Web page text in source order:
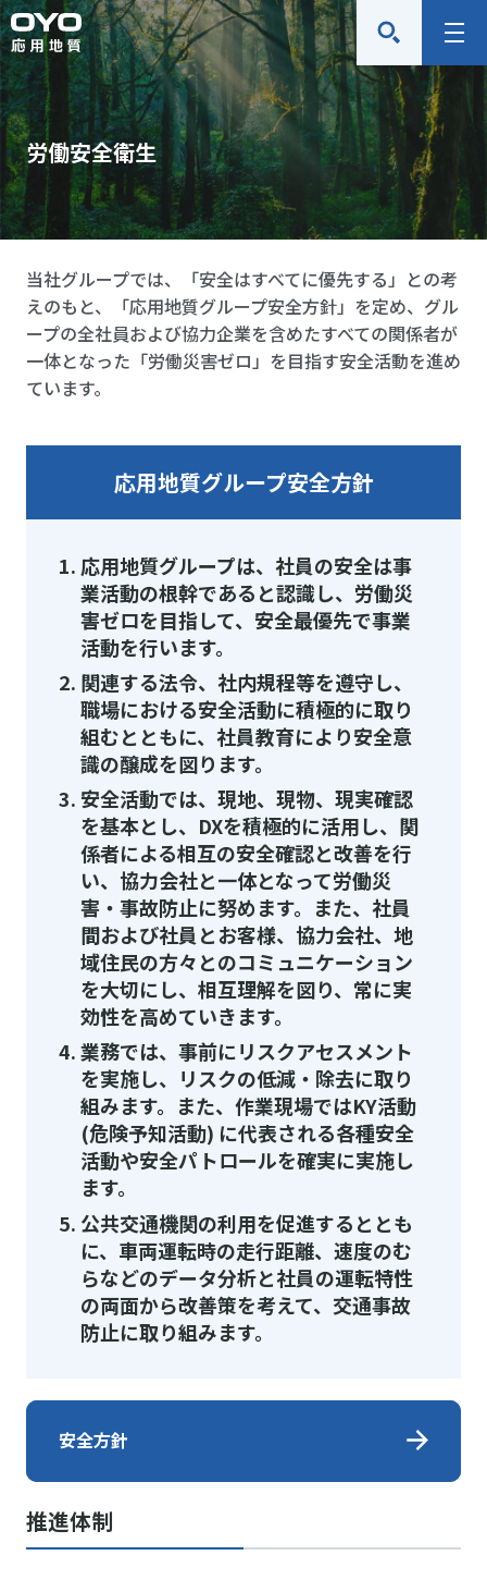
応
用
地
質
株
式
会
社
メ
ニ
ュ
労働安全衛生
当社グループでは、「安全はすべてに優先する」との考
えのもと、「応用地質グループ安全方針」を定め、グル
ープの全社員および協力企業を含めたすべての関係者が
一体となった「労働災害ゼロ」を目指す安全活動を進め
ています。
応用地質グループ安全方針
応用地質グループは、社員の安全は事
業活動の根幹であると認識し、労働災
害ゼロを目指して、安全最優先で事業
活動を行います。
関連する法令、社内規程等を遵守し、
職場における安全活動に積極的に取り
組むとともに、社員教育により安全意
識の醸成を図ります。
安全活動では、現地、現物、現実確認
を基本とし、DXを積極的に活用し、関
係者による相互の安全確認と改善を行
い、協力会社と一体となって労働災
害・事故防止に努めます。また、社員
間および社員とお客様、協力会社、地
域住民の方々とのコミュニケーション
を大切にし、相互理解を図り、常に実
効性を高めていきます。
業務では、事前にリスクアセスメント
を実施し、リスクの低減・除去に取り
組みます。また、作業現場ではKY活動
(危険予知活動) に代表される各種安全
活動や安全パトロールを確実に実施し
ます。
公共交通機関の利用を促進するととも
に、車両運転時の走行距離、速度のむ
らなどのデータ分析と社員の運転特性
の両面から改善策を考えて、交通事故
防止に取り組みます。
安全方針
推進体制